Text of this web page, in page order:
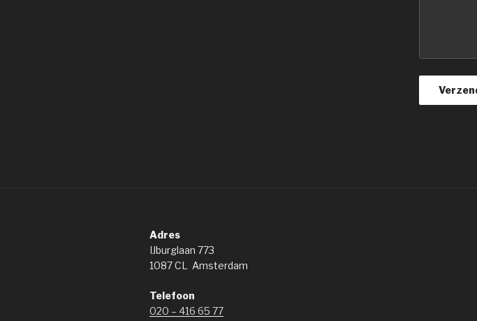
Adres
IJburglaan 773
1087 CL Amsterdam
Telefoon
020 – 416 65 77